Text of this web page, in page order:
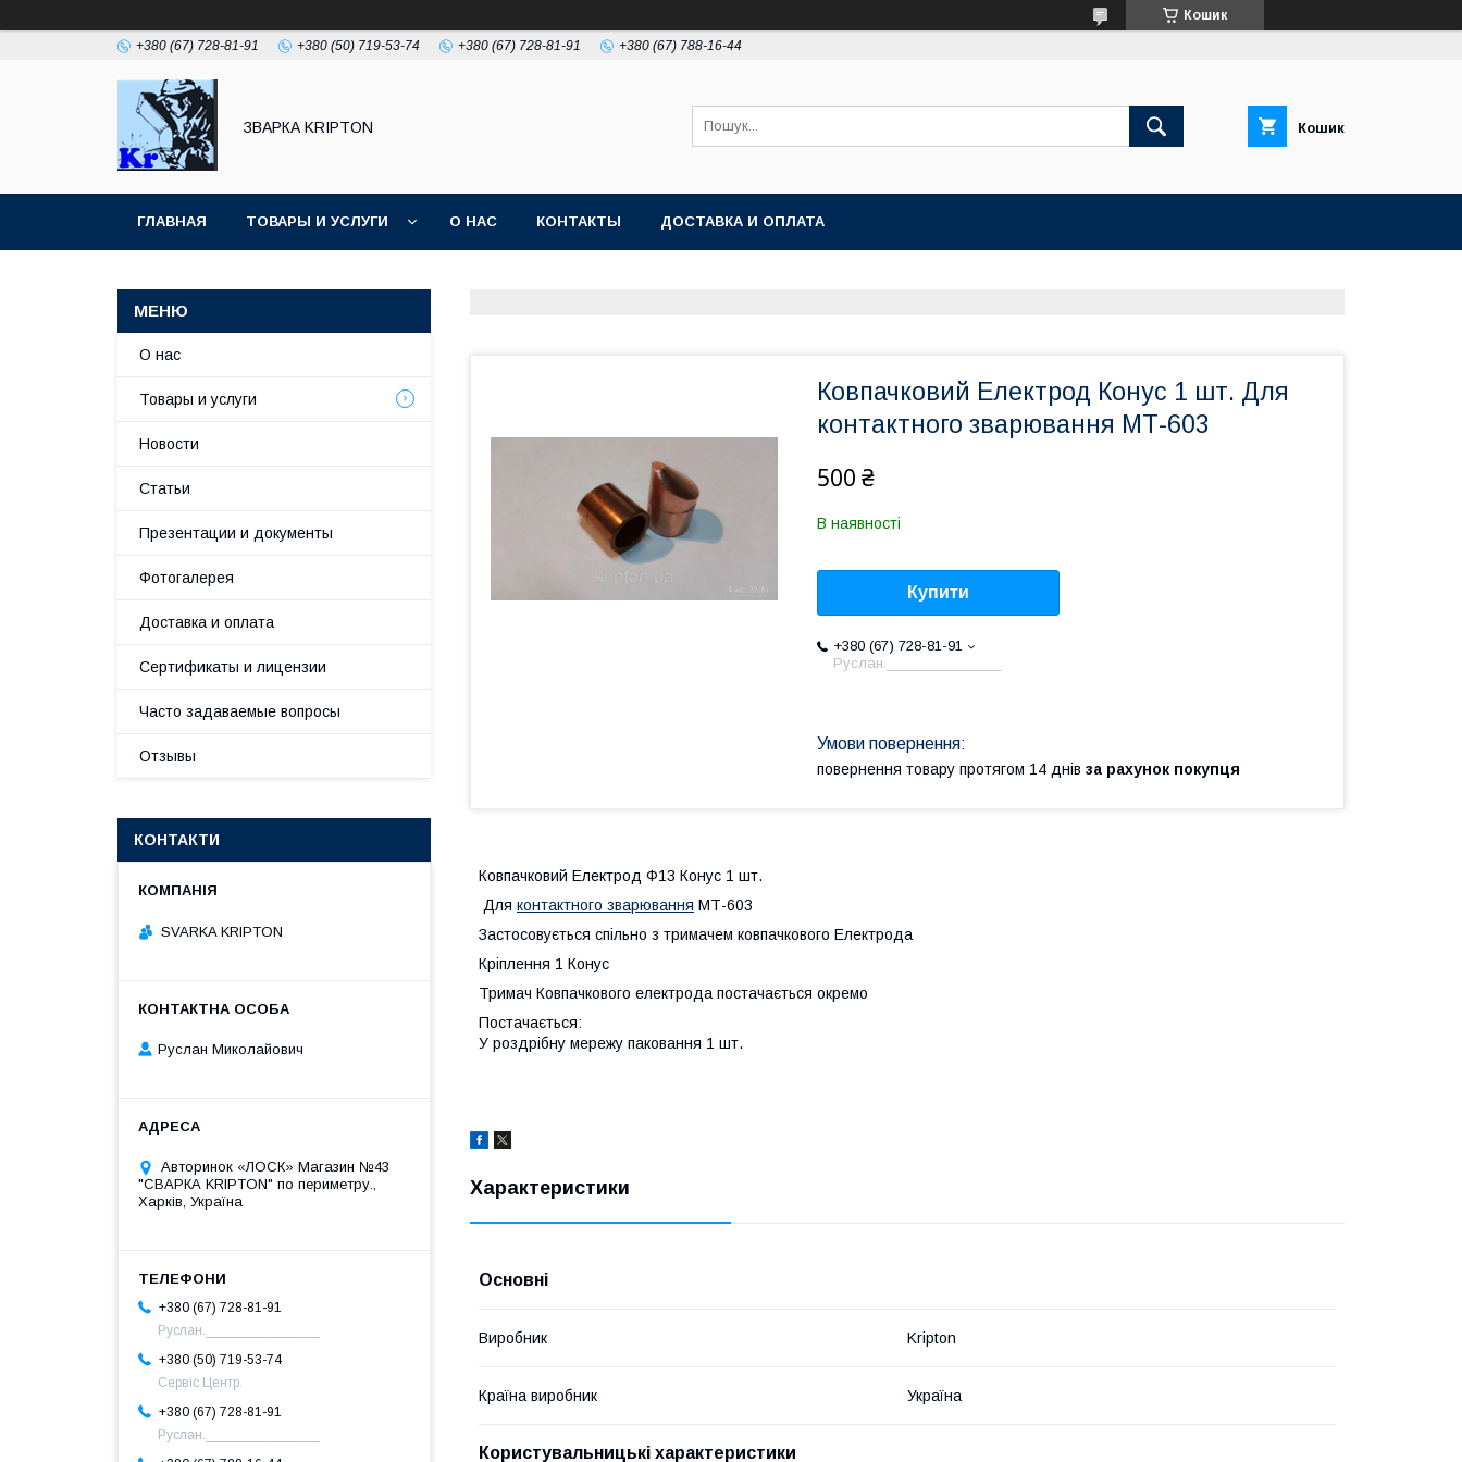
Кошик
+380 (67) 728-81-91 +380 (50) 719-53-74 +380 (67) 728-81-91 +380 (67) 788-16-44
ЗВАРКА KRIPTON Кошик
ГЛАВНАЯ ТОВАРЫ И УСЛУГИ О НАС КОНТАКТЫ ДОСТАВКА И ОПЛАТА
Ковпачковий Електрод Конус 1 шт. Для
контактного зварювання МТ-603
500 ₴
В наявності
Купити
+380 (67) 728-81-91
Руслан._______________
повернення товару протягом 14 днів за рахунок покупця
Ковпачковий Електрод Ф13 Конус 1 шт.
Для контактного зварювання МТ-603
Застосовується спільно з тримачем ковпачкового Електрода
Кріплення 1 Конус
Тримач Ковпачкового електрода постачається окремо
Постачається:
У роздрібну мережу паковання 1 шт.
Характеристики
Основні
Виробник Kripton
Країна виробник Україна
Користувальницькі характеристики
О нас
Товары и услуги
Новости
Статьи
Презентации и документы
Фотогалерея
Доставка и оплата
Сертификаты и лицензии
Часто задаваемые вопросы
Отзывы
КОНТАКТИ
SVARKA KRIPTON
Руслан Миколайович
Авторинок «ЛОСК» Магазин №43
"СВАРКА KRIPTON" по периметру.,
Харків, Україна
+380 (67) 728-81-91
Руслан._______________
+380 (50) 719-53-74
Сервіс Центр.
+380 (67) 728-81-91
Руслан._______________